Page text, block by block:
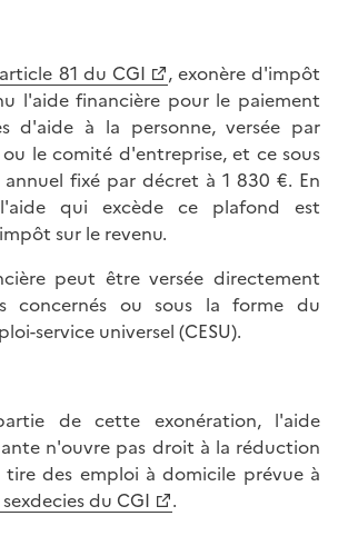
article 81 du CGI
, exonère d'impôt
l'aide financière pour le paiement
d'aide à la personne, versée par
le comité d'entreprise, et ce sous
fixé par décret à 1 830 €. En
l'aide qui excède ce plafond est
sur le revenu.
peut être versée directement
concernés ou sous la forme du
service universel (CESU).
de cette exonération, l'aide
n'ouvre pas droit à la réduction
tire des emploi à domicile prévue à
du CGI .